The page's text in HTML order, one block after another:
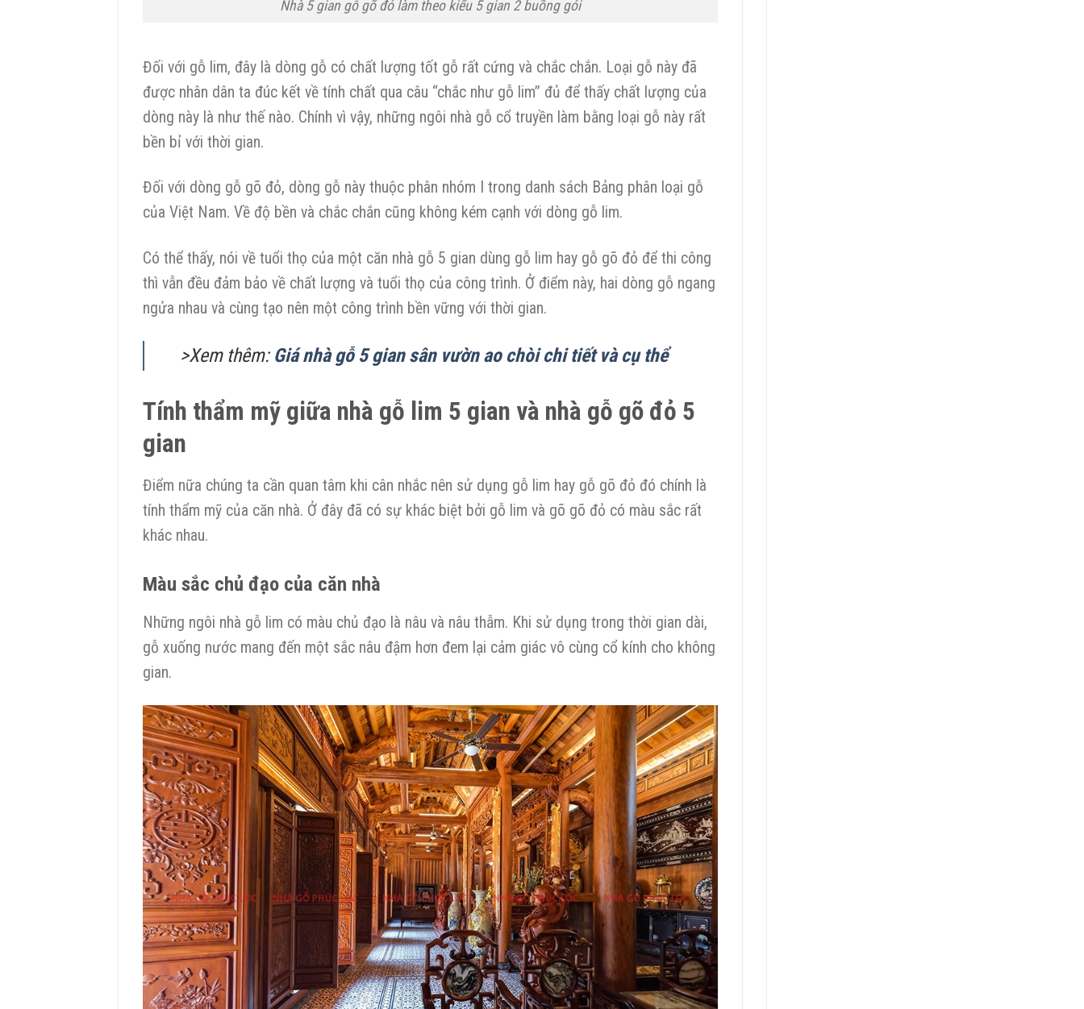
Nhà 5 gian gỗ gõ đỏ làm theo kiểu 5 gian 2 buồng gói
Đối với gỗ lim, đây là dòng gỗ có chất lượng tốt gỗ rất cứng và chắc chắn. Loại gỗ này đã
được nhân dân ta đúc kết về tính chất qua câu “chắc như gỗ lim” đủ để thấy chất lượng của
dòng này là như thế nào. Chính vì vậy, những ngôi nhà gỗ cổ truyền làm bằng loại gỗ này rất
bền bỉ với thời gian.
Đối với dòng gỗ gõ đỏ, dòng gỗ này thuộc phân nhóm I trong danh sách Bảng phân loại gỗ
của Việt Nam. Về độ bền và chắc chắn cũng không kém cạnh với dòng gỗ lim.
Có thể thấy, nói về tuổi thọ của một căn nhà gỗ 5 gian dùng gỗ lim hay gỗ gõ đỏ để thi công
thì vẫn đều đảm bảo về chất lượng và tuổi thọ của công trình. Ở điểm này, hai dòng gỗ ngang
ngửa nhau và cùng tạo nên một công trình bền vững với thời gian.
>Xem thêm: Giá nhà gỗ 5 gian sân vườn ao chòi chi tiết và cụ thể
Tính thẩm mỹ giữa nhà gỗ lim 5 gian và nhà gỗ gõ đỏ 5
gian
Điểm nữa chúng ta cần quan tâm khi cân nhắc nên sử dụng gỗ lim hay gỗ gõ đỏ đó chính là
tính thẩm mỹ của căn nhà. Ở đây đã có sự khác biệt bởi gỗ lim và gõ gõ đỏ có màu sắc rất
khác nhau.
Màu sắc chủ đạo của căn nhà
Những ngôi nhà gỗ lim có màu chủ đạo là nâu và nâu thẫm. Khi sử dụng trong thời gian dài,
gỗ xuống nước mang đến một sắc nâu đậm hơn đem lại cảm giác vô cùng cổ kính cho không
gian.